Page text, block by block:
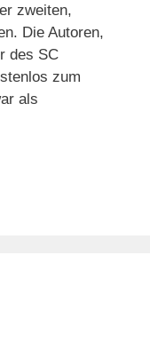
zweiten,
Die Autoren,
des SC
zum
als